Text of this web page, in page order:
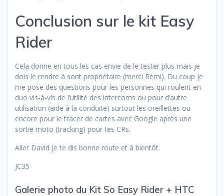
Conclusion sur le kit Easy
Rider
Cela donne en tous les cas envie de le tester plus mais je
dois le rendre à sont propriétaire (merci Rémi). Du coup je
me pose des questions pour les personnes qui roulent en
duo vis-à-vis de l’utilité des intercoms ou pour d’autre
utilisation (aide à la conduite) surtout les oreillettes ou
encore pour le tracer de cartes avec Google après une
sortie moto (tracking) pour tes CRs.
Aller David je te dis bonne route et à bientôt.
JC35
Galerie photo du Kit So Easy Rider + HTC